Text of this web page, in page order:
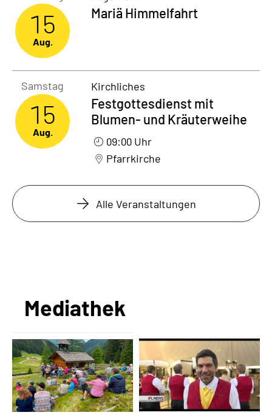
15
Aug.
Mariä Himmelfahrt
Samstag
15
Aug.
Festgottesdienst mit
Blumen- und Kräuterweihe
Kirchliches
09:00 Uhr
Pfarrkirche
Alle Veranstaltungen
Mediathek